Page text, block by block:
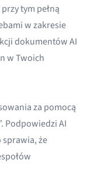
tym pełną
w zakresie
dokumentów AI
w Twoich
za pomocą
Podpowiedzi AI
że